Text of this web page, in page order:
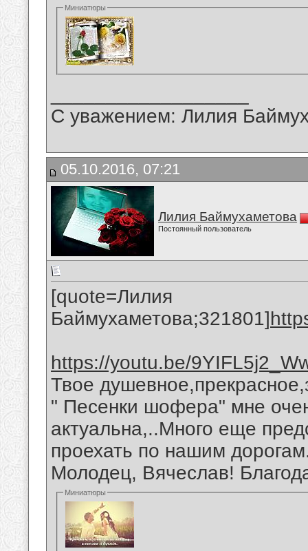
Миниатюры
С уважением: Лилия
05.10.2016, 07:21
Лилия Баймухаметова
Постоянный пользователь
[quote=Лилия
Баймухаметова;321801]
https://youtu.be/
Твое
" Песенки шофера" мне
актуальна,..Много еще
проехать по нашим
Молодец, Вячеслав!
Миниатюры